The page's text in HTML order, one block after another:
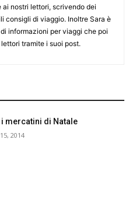
nostri lettori, scrivendo dei
consigli di viaggio. Inoltre Sara è
informazioni per viaggi che poi
tramite i suoi post.
mercatini di Natale
2014